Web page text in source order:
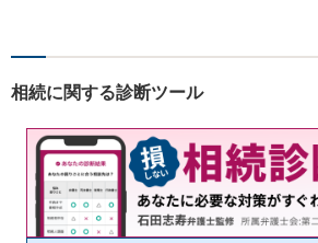
など幅広い問題に柔
相続に関する診断ツール